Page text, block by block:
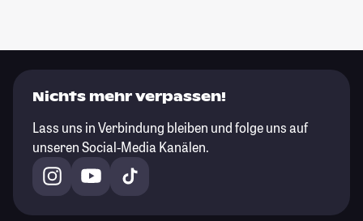
Nichts mehr verpassen!
Lass uns in Verbindung bleiben und folge uns auf
unseren Social-Media Kanälen.